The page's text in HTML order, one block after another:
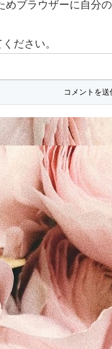
ブラウザーに自分
ださい。